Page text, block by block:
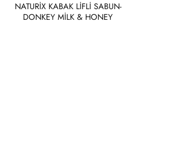
NATURİX KABAK LİFLİ SABUN-
DONKEY MİLK & HONEY